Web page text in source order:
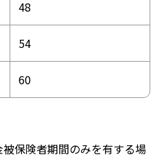
48
54
60
保険者期間のみを有する場